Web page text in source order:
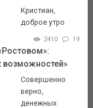
Кристиан,
доброе утро
2410 19
возможностей»
Совершенно
верно,
денежных